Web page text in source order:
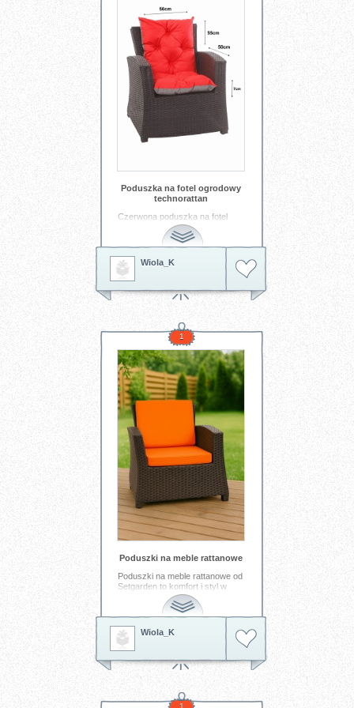
codziennych przygód i małych
marzeń. Już nie mogę się
doczekać, aż zobaczę, jak ten
pokój ożyje.
Tagi:Tapeta motylki
tapeta
dziecięca
Poduszka na fotel ogrodowy
technorattan
Czerwona poduszka na fotel
ogrodowy z kolekcji Enkel to
stylowy i komfortowy sposób, by
dodać Twojej przestrzeni relaksu
nowej energii i wygody. Dzięki
odpowiednio dopasowanemu
siedzisku i oparciu doskonale
sprawdza się w codziennym
użytkowaniu na tarasie, balkonie
podczas dłuższych chwil
odpoczynku. Trwała tkanina z
powłoką teflonową ogranicza
wchłanianie zabrudzeń i ułatwia
utrzymanie świeżości koloru, a
intensywny odcień czerwieni
dodaje meblom wyrazistego
akcentu. Poduszki można kupić
pojedynczo albo w zestawach,
co pozwala dopasować liczbę
sztuk do aranżacji Twoich foteli.
Tagi:
poduszka ogrodowa
fotel
ogrodowy
Wiola_K
1
Poduszki na meble rattanowe
Poduszki na meble rattanowe od
Setgarden to komfort i styl w
jednym — zaprojektowane
specjalnie do foteli i sof
ogrodowych wykonanych z
rattanu lub polirattanu, dostępne
w szerokiej palecie kolorów,
które łatwo dopasujesz do swojej
strefy relaksu na tarasie,
balkonie czy w ogrodzie.
komfort codziennego
Wiola_K
1